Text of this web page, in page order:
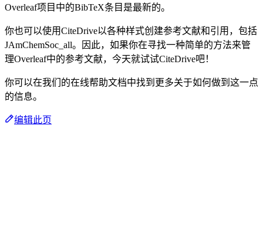
Overleaf项目中的BibTeX条目是最新的。
你也可以使用CiteDrive以各种样式创建参考文献和引用，包括
JAmChemSoc_all。因此，如果你在寻找一种简单的方法来管
理Overleaf中的参考文献，今天就试试CiteDrive吧！
你可以在我们的在线帮助文档中找到更多关于如何做到这一点
的信息。
编辑此页